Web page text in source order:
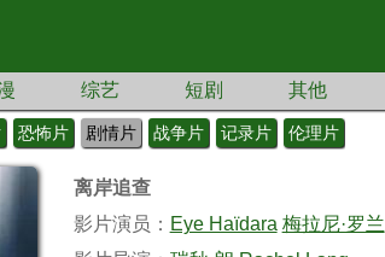
综艺 短剧 其他
恐怖片 剧情片 战争片 记录片 伦理片
离岸追查
影片演员： Eye Haïdara 梅拉尼·罗兰